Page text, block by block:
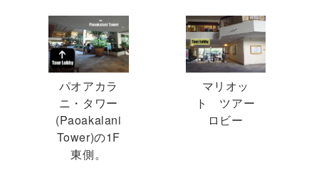
パオアカラ
ニ・タワー
(Paoakalani
Tower)の1F
東側。
マリオッ
ト ツアー
ロビー